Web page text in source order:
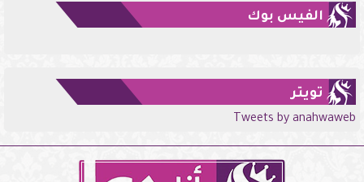
الفيس بوك
تويتر
Tweets by anahwaweb